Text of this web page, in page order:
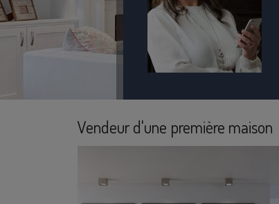
Vendeur d'une première maison